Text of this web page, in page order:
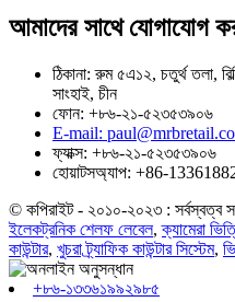
আমাদের সাথে যোগাযোগ
ঠিকানা: রুম ৫এ১২, চতুর্থ তলা,
সাংহাই, চীন
ফোন: +৮৬-২১-৫২৩৫৩৯০৬
E-mail:
ফ্যাক্স: +৮৬-২১-৫২৩৫৩৯০৬
হোয়াটসঅ্যাপ: +86-
© কপিরাইট - ২০১০-২০২৩ : সর্বস্বত্ব
ইলেকট্রনিক শেলফ লেবেল,ক্যামেরা
কাউন্টার, খুচরা ট্র্যাফিক কাউন্টার সিস্টেম,
+৮৬-১৩৩৬১৯৯২৯৮৫